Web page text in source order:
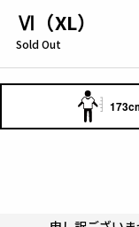
Ⅵ（XL）
Sold Out